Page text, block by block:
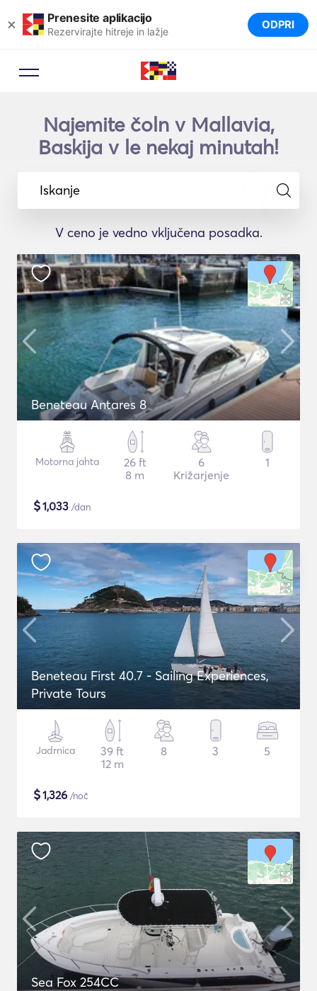
× Prenesite aplikacijo
Rezervirajte hitreje in lažje ODPRI
Najemite čoln v Mallavia,
Baskija v le nekaj minutah!
Iskanje
V ceno je vedno vključena posadka.
Beneteau Antares 8
Motorna jahta
26 ft
8 m
6
Križarjenje
1
$1,033 /dan
Beneteau First 40.7 - Sailing Experiences,
Private Tours
Jadrnica
39 ft
12 m
8 3 5
$1,326 /noč
Sea Fox 254CC